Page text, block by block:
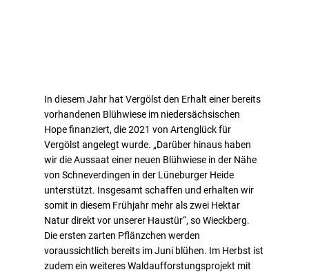
In diesem Jahr hat Vergölst den Erhalt einer bereits
vorhandenen Blühwiese im niedersächsischen
Hope finanziert, die 2021 von Artenglück für
Vergölst angelegt wurde. „Darüber hinaus haben
wir die Aussaat einer neuen Blühwiese in der Nähe
von Schneverdingen in der Lüneburger Heide
unterstützt. Insgesamt schaffen und erhalten wir
somit in diesem Frühjahr mehr als zwei Hektar
Natur direkt vor unserer Haustür“, so Wieckberg.
Die ersten zarten Pflänzchen werden
voraussichtlich bereits im Juni blühen. Im Herbst ist
zudem ein weiteres Waldaufforstungsprojekt mit